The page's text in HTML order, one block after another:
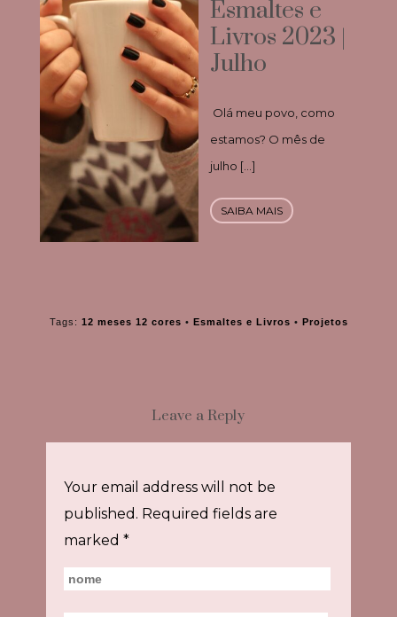
Esmaltes e
Livros 2023 |
Julho
Olá meu povo, como
estamos? O mês de
julho […]
SAIBA MAIS
Tags: 12 meses 12 cores • Esmaltes e Livros • Projetos
Leave a Reply
Your email address will not be
published. Required fields are
marked *